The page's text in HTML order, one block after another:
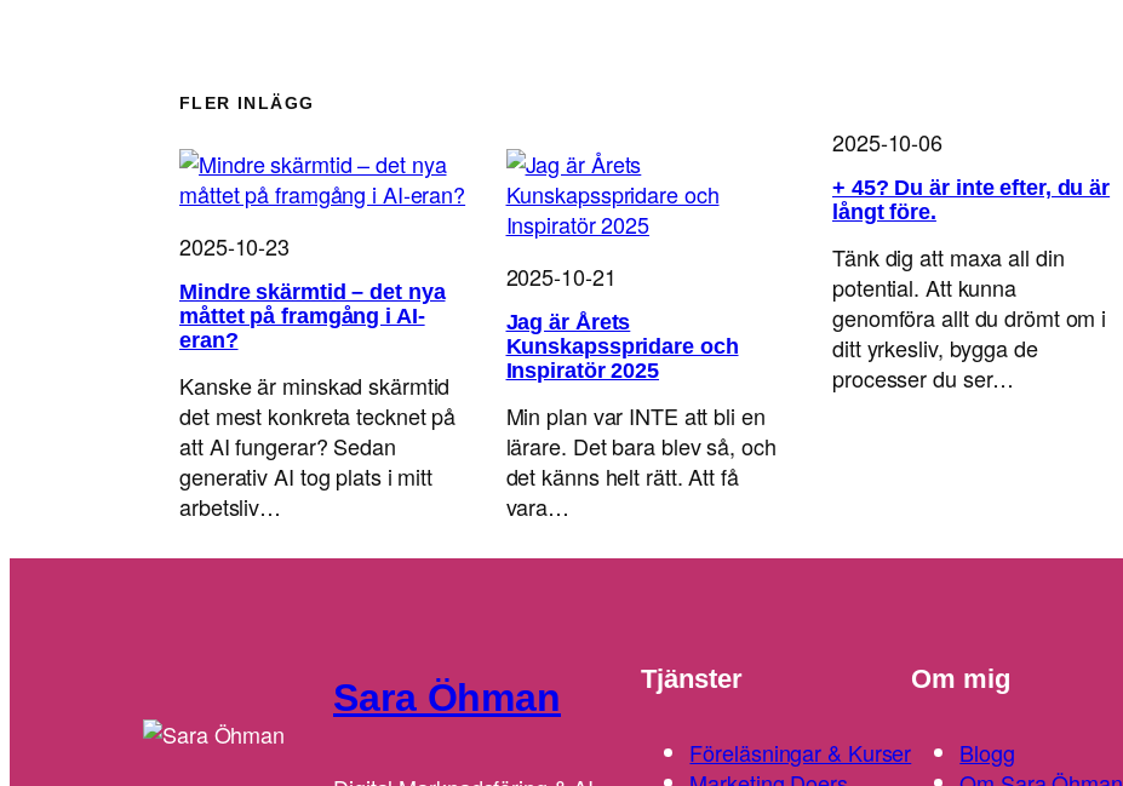
FLER INLÄGG
2025-10-23
Mindre skärmtid – det nya
måttet på framgång i AI-
eran?
Kanske är minskad skärmtid
det mest konkreta tecknet på
att AI fungerar? Sedan
generativ AI tog plats i mitt
arbetsliv…
2025-10-21
Jag är Årets
Kunskapsspridare och
Inspiratör 2025
Min plan var INTE att bli en
lärare. Det bara blev så, och
det känns helt rätt. Att få
vara…
2025-10-06
+ 45? Du är inte efter, du är
långt före.
Tänk dig att maxa all din
potential. Att kunna
genomföra allt du drömt om i
ditt yrkesliv, bygga de
processer du ser…
Sara Öhman Tjänster
Föreläsningar & Kurser
Om mig
Blogg